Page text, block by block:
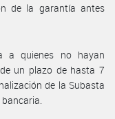
de la garantía antes
a quienes no hayan
un plazo de hasta 7
de la Subasta